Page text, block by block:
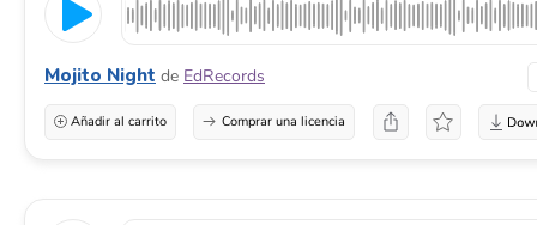
Mojito Night de EdRecords
Añadir al carrito Comprar una licencia